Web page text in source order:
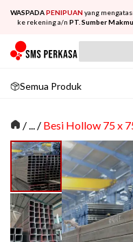
WASPADAPENIPUAN yang
ke rekening a/n PT. Sumber
Semua Produk
/... / Besi Hollow 75 x